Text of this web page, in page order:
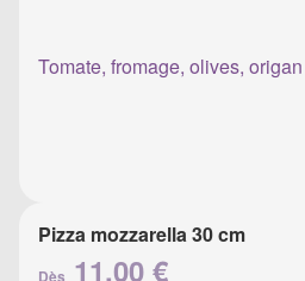
Tomate, fromage, olives, origan
Pizza mozzarella 30 cm
Dès 11.00 €